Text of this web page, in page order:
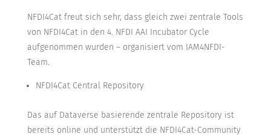
NFDI4Cat freut sich sehr, dass gleich zwei zentrale Tools
von NFDI4Cat in den 4. NFDI AAI Incubator Cycle
aufgenommen wurden – organisiert vom IAM4NFDI-
Team.
NFDI4Cat Central Repository
Das auf Dataverse basierende zentrale Repository ist
bereits online und unterstützt die NFDI4Cat-Community